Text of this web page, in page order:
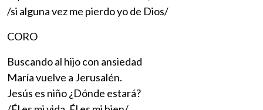
/si alguna vez me pierdo yo de Dios/
CORO
Buscando al hijo con ansiedad
María vuelve a Jerusalén.
Jesús es niño ¿Dónde estará?